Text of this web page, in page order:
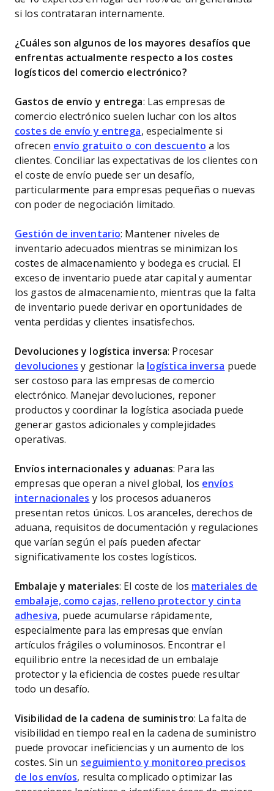
si los contrataran internamente.
¿Cuáles son algunos de los mayores desafíos que
enfrentas actualmente respecto a los costes
logísticos del comercio electrónico?
Gastos de envío y entrega: Las empresas de
comercio electrónico suelen luchar con los altos
costes de envío y entrega, especialmente si
ofrecen envío gratuito o con descuento a los
clientes. Conciliar las expectativas de los clientes con
el coste de envío puede ser un desafío,
particularmente para empresas pequeñas o nuevas
con poder de negociación limitado.
Gestión de inventario: Mantener niveles de
inventario adecuados mientras se minimizan los
costes de almacenamiento y bodega es crucial. El
exceso de inventario puede atar capital y aumentar
los gastos de almacenamiento, mientras que la falta
de inventario puede derivar en oportunidades de
venta perdidas y clientes insatisfechos.
Devoluciones y logística inversa: Procesar
devoluciones y gestionar la logística inversa puede
ser costoso para las empresas de comercio
electrónico. Manejar devoluciones, reponer
productos y coordinar la logística asociada puede
generar gastos adicionales y complejidades
operativas.
Envíos internacionales y aduanas: Para las
empresas que operan a nivel global, los envíos
internacionales y los procesos aduaneros
presentan retos únicos. Los aranceles, derechos de
aduana, requisitos de documentación y regulaciones
que varían según el país pueden afectar
significativamente los costes logísticos.
Embalaje y materiales: El coste de los materiales de
embalaje, como cajas, relleno protector y cinta
adhesiva, puede acumularse rápidamente,
especialmente para las empresas que envían
artículos frágiles o voluminosos. Encontrar el
equilibrio entre la necesidad de un embalaje
protector y la eficiencia de costes puede resultar
todo un desafío.
Visibilidad de la cadena de suministro: La falta de
visibilidad en tiempo real en la cadena de suministro
puede provocar ineficiencias y un aumento de los
costes. Sin un seguimiento y monitoreo precisos
de los envíos, resulta complicado optimizar las